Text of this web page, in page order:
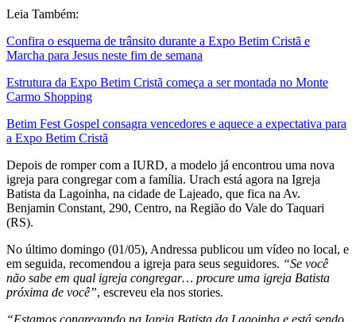
Leia Também:
Confira o esquema de trânsito durante a Expo Betim Cristã e
Marcha para Jesus neste fim de semana
Estrutura da Expo Betim Cristã começa a ser montada no Monte
Carmo Shopping
Betim Fest Gospel consagra vencedores e aquece a expectativa para
a Expo Betim Cristã
Depois de romper com a IURD, a modelo já encontrou uma nova
igreja para congregar com a família. Urach está agora na Igreja
Batista da Lagoinha, na cidade de Lajeado, que fica na Av.
Benjamin Constant, 290, Centro, na Região do Vale do Taquari
(RS).
No último domingo (01/05), Andressa publicou um vídeo no local, e
em seguida, recomendou a igreja para seus seguidores. “Se você
não sabe em qual igreja congregar… procure uma igreja Batista
próxima de você”, escreveu ela nos stories.
“Estamos congregando na Igreja Batista da Lagoinha e está sendo